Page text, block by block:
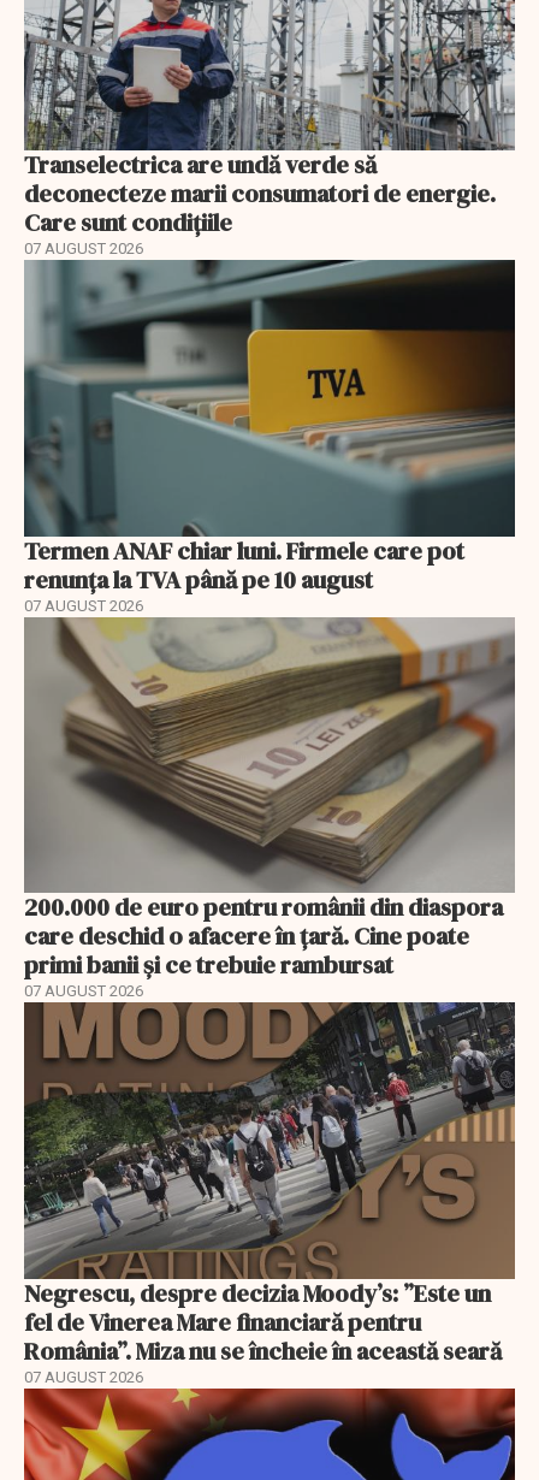
Transelectrica are undă verde să
deconecteze marii consumatori de energie.
Care sunt condițiile
07 AUGUST 2026
Termen ANAF chiar luni. Firmele care pot
renunța la TVA până pe 10 august
07 AUGUST 2026
200.000 de euro pentru românii din diaspora
care deschid o afacere în țară. Cine poate
primi banii și ce trebuie rambursat
07 AUGUST 2026
Negrescu, despre decizia Moody’s: ”Este un
fel de Vinerea Mare financiară pentru
România”. Miza nu se încheie în această seară
07 AUGUST 2026